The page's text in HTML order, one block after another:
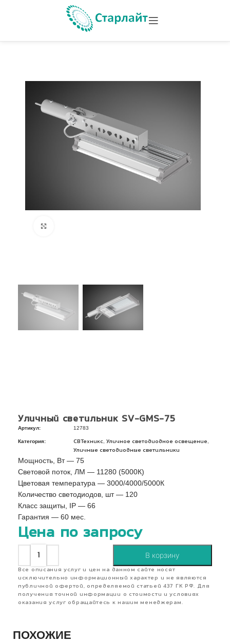
Уличный светильник SV-GMS-75
Артикул: 12783
Категория: СВТехникс Уличное светодиодное освещение
Уличные светодиодные светильники
Мощность, Вт — 75
Световой поток, ЛМ — 11280 (5000К)
Цветовая температура — 3000/4000/5000К
Количество светодиодов, шт — 120
Класс защиты, IP — 66
Гарантия — 60 мес.
Цена по запросу
В корзину
Все описания услуг и цен на данном сайте носят
исключительно информационный характер и не являются
публичной офертой, определяемой статьей 437 ГК РФ. Для
получения точной информации о стоимости и условиях
оказания услуг обращайтесь к нашим менеджерам.
ПОХОЖИЕ